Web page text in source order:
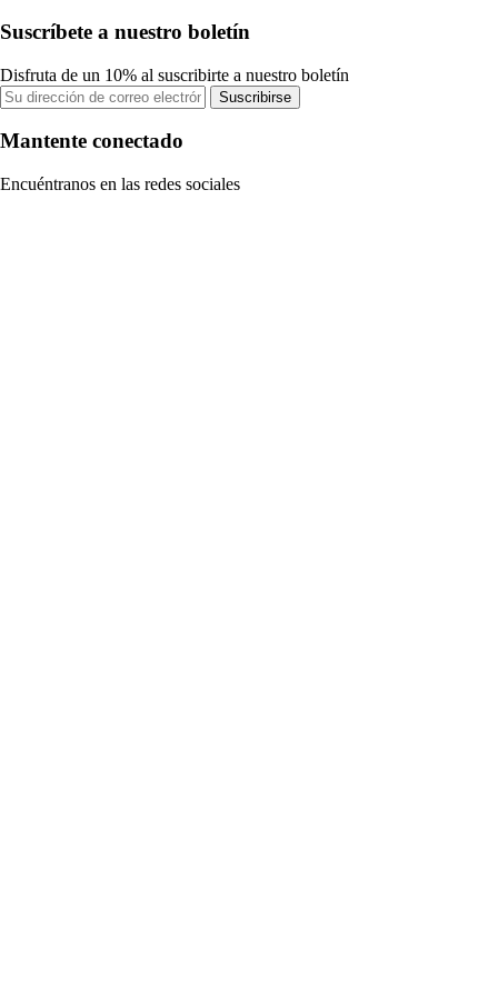
Suscríbete a nuestro boletín
Disfruta de un 10% al suscribirte a nuestro boletín
Suscribirse
Mantente conectado
Encuéntranos en las redes sociales